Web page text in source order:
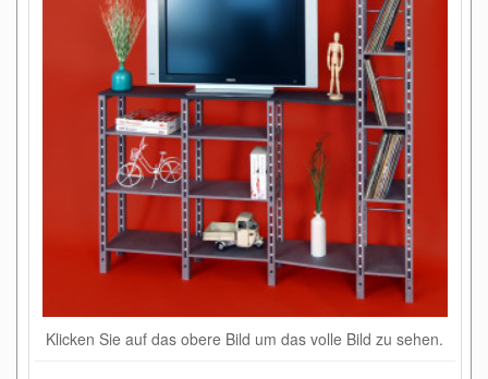
Klicken Sie auf das obere Bild um das volle Bild zu sehen.